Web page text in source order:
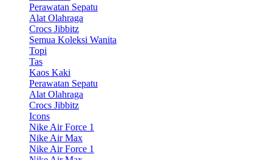
Perawatan Sepatu
Alat Olahraga
Crocs Jibbitz
Semua Koleksi Wanita
Topi
Tas
Kaos Kaki
Perawatan Sepatu
Alat Olahraga
Crocs Jibbitz
Icons
Nike Air Force 1
Nike Air Max
Nike Air Force 1